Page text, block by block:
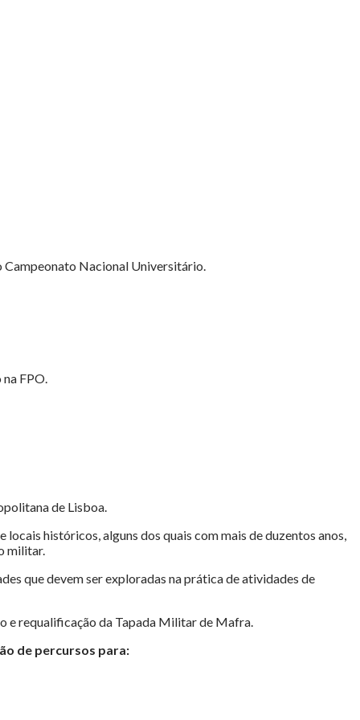
Campeonato Nacional Universitário.
FPO.
de Lisboa.
históricos, alguns dos quais com mais de duzentos anos,
militar.
que devem ser exploradas na prática de atividades de
e requalificação da Tapada Militar de Mafra.
de percursos para: